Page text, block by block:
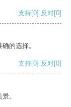
支持[0] 反对[0]
的选择。
支持[0] 反对[0]
。